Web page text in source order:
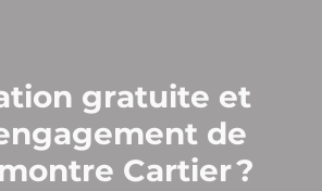
gratuite et
de
Cartier ?